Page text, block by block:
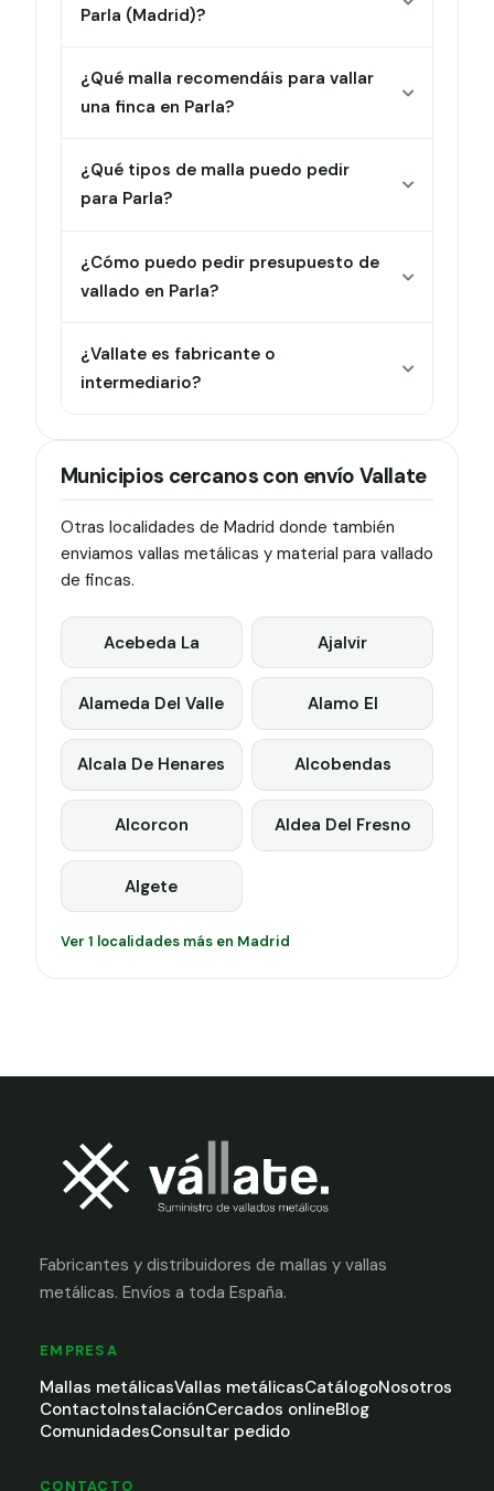
Parla (Madrid)?
¿Qué malla recomendáis para vallar
una finca en Parla?
¿Qué tipos de malla puedo pedir
para Parla?
¿Cómo puedo pedir presupuesto de
vallado en Parla?
¿Vallate es fabricante o
intermediario?
Municipios cercanos con envío Vallate
Otras localidades de Madrid donde también
enviamos vallas metálicas y material para vallado
de fincas.
Acebeda La Ajalvir
Alameda Del Valle Alamo El
Alcala De Henares Alcobendas
Alcorcon Aldea Del Fresno
Algete
Ver 1 localidades más en Madrid
Fabricantes y distribuidores de mallas y vallas
metálicas. Envíos a toda España.
EMPRESA
Mallas metálicasVallas metálicasCatálogoNosotros
ContactoInstalaciónCercados onlineBlog
ComunidadesConsultar pedido
CONTACTO